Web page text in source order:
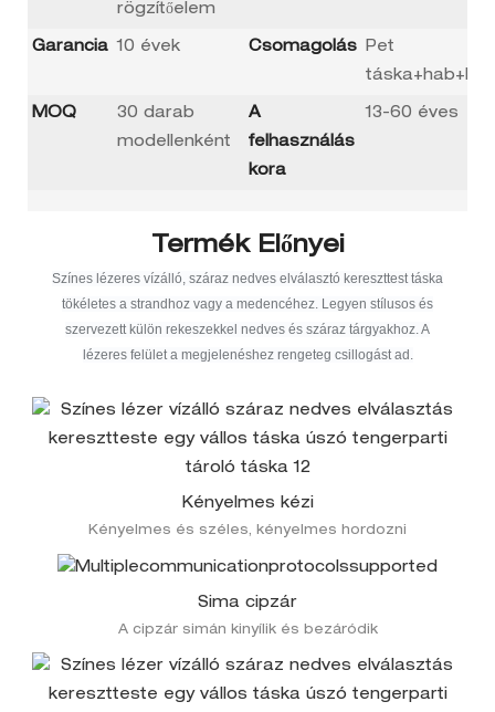
rögzítőelem
Garancia 10 évek Csomagolás Pet
MOQ
30 darab
modellenként
A
felhasználás
kora
13-60 éves
Termék Előnyei
Színes lézeres vízálló, száraz nedves elválasztó kereszttest táska
tökéletes a strandhoz vagy a medencéhez. Legyen stílusos és
szervezett külön rekeszekkel nedves és száraz tárgyakhoz. A
lézeres felület a megjelenéshez rengeteg csillogást ad.
Kényelmes kézi
Kényelmes és széles, kényelmes hordozni
Sima cipzár
A cipzár simán kinyílik és bezáródik